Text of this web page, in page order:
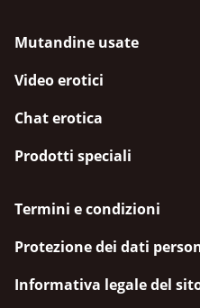
Mutandine usate
Video erotici
Chat erotica
Prodotti speciali
Termini e condizioni
Protezione dei dati
Informativa legale del